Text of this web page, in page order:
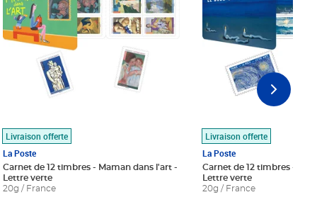
Livraison offerte
La Poste
Carnet de 12 timbres - Maman dans l'art -
Lettre verte
20g / France
Livraison offerte
La Poste
Carnet de 12 timbres - Le
Lettre verte
20g / France